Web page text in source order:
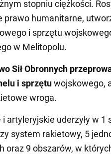
stopniu ciężkości.
prawo humanitarne,
i sprzętu
w Melitopolu.
Sił Obronnych
i sprzętuwojskowego,
wroga.
artyleryjskie uderzyły w 1
system rakietowy, 5
oraz 9 obszarów, w